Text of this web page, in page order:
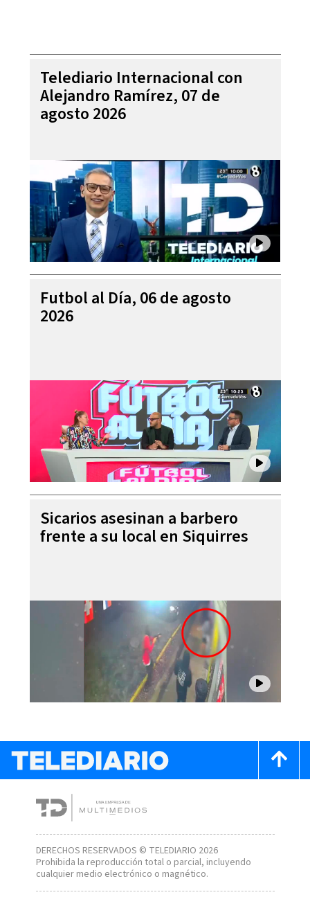
Telediario Internacional con
Alejandro Ramírez, 07 de
agosto 2026
Futbol al Día, 06 de agosto
2026
Sicarios asesinan a barbero
frente a su local en Siquirres
DERECHOS RESERVADOS © TELEDIARIO 2026
Prohibida la reproducción total o parcial, incluyendo
cualquier medio electrónico o magnético.